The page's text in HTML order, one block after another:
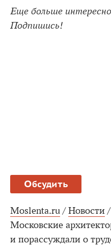
Еще больше
Подпишись!
Обсудить
Moslenta.ru / Новости /
Московские
и порассуждали о